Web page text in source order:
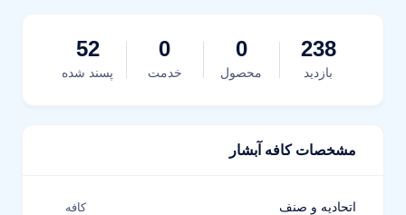
238
بازدید
0
محصول
0
خدمت
52
پسند شده
مشخصات کافه آبشار
اتحادیه و صنف کافه